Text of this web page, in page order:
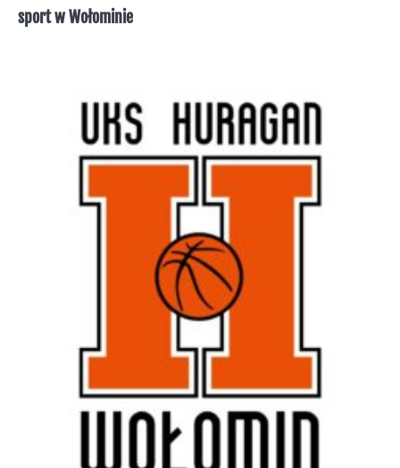
sport w Wołominie